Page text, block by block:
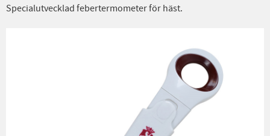
Specialutvecklad febertermometer för häst.